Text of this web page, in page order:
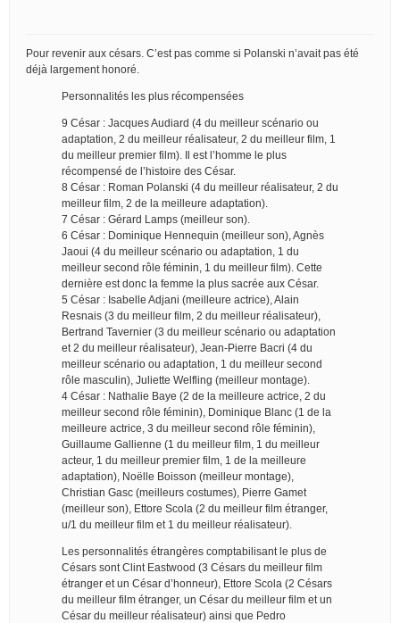
Pour revenir aux césars. C’est pas comme si Polanski n’avait pas été
déjà largement honoré.
Personnalités les plus récompensées
9 César : Jacques Audiard (4 du meilleur scénario ou
adaptation, 2 du meilleur réalisateur, 2 du meilleur film, 1
du meilleur premier film). Il est l’homme le plus
récompensé de l’histoire des César.
8 César : Roman Polanski (4 du meilleur réalisateur, 2 du
meilleur film, 2 de la meilleure adaptation).
7 César : Gérard Lamps (meilleur son).
6 César : Dominique Hennequin (meilleur son), Agnès
Jaoui (4 du meilleur scénario ou adaptation, 1 du
meilleur second rôle féminin, 1 du meilleur film). Cette
dernière est donc la femme la plus sacrée aux César.
5 César : Isabelle Adjani (meilleure actrice), Alain
Resnais (3 du meilleur film, 2 du meilleur réalisateur),
Bertrand Tavernier (3 du meilleur scénario ou adaptation
et 2 du meilleur réalisateur), Jean-Pierre Bacri (4 du
meilleur scénario ou adaptation, 1 du meilleur second
rôle masculin), Juliette Welfling (meilleur montage).
4 César : Nathalie Baye (2 de la meilleure actrice, 2 du
meilleur second rôle féminin), Dominique Blanc (1 de la
meilleure actrice, 3 du meilleur second rôle féminin),
Guillaume Gallienne (1 du meilleur film, 1 du meilleur
acteur, 1 du meilleur premier film, 1 de la meilleure
adaptation), Noëlle Boisson (meilleur montage),
Christian Gasc (meilleurs costumes), Pierre Gamet
(meilleur son), Ettore Scola (2 du meilleur film étranger,
u/1 du meilleur film et 1 du meilleur réalisateur).
Les personnalités étrangères comptabilisant le plus de
Césars sont Clint Eastwood (3 Césars du meilleur film
étranger et un César d’honneur), Ettore Scola (2 Césars
du meilleur film étranger, un César du meilleur film et un
César du meilleur réalisateur) ainsi que Pedro